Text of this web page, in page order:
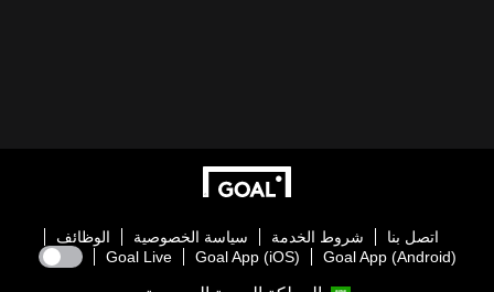
اتصل بنا شروط الخدمة سياسة الخصوصية
الوظائف
Goal App (Android)
Goal App (iOS)
Goal Live